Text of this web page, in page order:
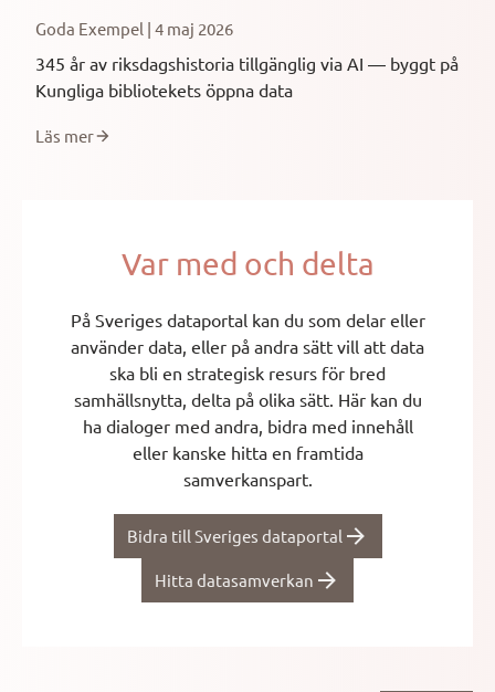
Goda Exempel | 4 maj 2026
345 år av riksdagshistoria tillgänglig via AI — byggt på
Kungliga bibliotekets öppna data
Läs mer
Var med och delta
På Sveriges dataportal kan du som delar eller
använder data, eller på andra sätt vill att data
ska bli en strategisk resurs för bred
samhällsnytta, delta på olika sätt. Här kan du
ha dialoger med andra, bidra med innehåll
eller kanske hitta en framtida
samverkanspart.
Bidra till Sveriges dataportal
Hitta datasamverkan